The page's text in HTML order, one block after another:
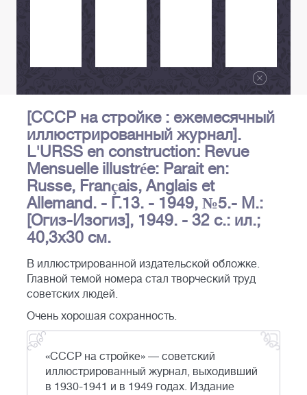
[СССР на стройке : ежемесячный
иллюстрированный журнал].
L'URSS en construction: Revue
Mensuelle illustrée: Parait en:
Russe, Français, Anglais et
Allemand. - Г.13. - 1949, №5.- М.:
[Огиз-Изогиз], 1949. - 32 с.: ил.;
40,3х30 см.
В иллюстрированной издательской обложке.
Главной темой номера стал творческий труд
советских людей.
Очень хорошая сохранность.
«СССР на стройке» — советский
иллюстрированный журнал, выходивший
в 1930-1941 и в 1949 годах. Издание